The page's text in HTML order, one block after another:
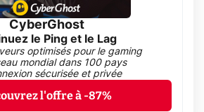
CyberGhost
le Ping et le Lag
optimisés pour le gaming
mondial dans 100 pays
sécurisée et privée
l'offre à -87%